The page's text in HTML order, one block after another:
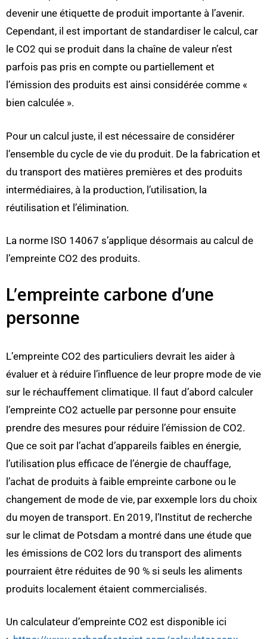
devenir une étiquette de produit importante à l’avenir.
Cependant, il est important de standardiser le calcul, car
le CO2 qui se produit dans la chaîne de valeur n’est
parfois pas pris en compte ou partiellement et
l’émission des produits est ainsi considérée comme «
bien calculée ».
Pour un calcul juste, il est nécessaire de considérer
l’ensemble du cycle de vie du produit. De la fabrication et
du transport des matières premières et des produits
intermédiaires, à la production, l’utilisation, la
réutilisation et l’élimination.
La norme ISO 14067 s’applique désormais au calcul de
l’empreinte CO2 des produits.
L’empreinte carbone d’une
personne
L’empreinte CO2 des particuliers devrait les aider à
évaluer et à réduire l’influence de leur propre mode de vie
sur le réchauffement climatique. Il faut d’abord calculer
l’empreinte CO2 actuelle par personne pour ensuite
prendre des mesures pour réduire l’émission de CO2.
Que ce soit par l’achat d’appareils faibles en énergie,
l’utilisation plus efficace de l’énergie de chauffage,
l’achat de produits à faible empreinte carbone ou le
changement de mode de vie, par exxemple lors du choix
du moyen de transport. En 2019, l’Institut de recherche
sur le climat de Potsdam a montré dans une étude que
les émissions de CO2 lors du transport des aliments
pourraient être réduites de 90 % si seuls les aliments
produits localement étaient commercialisés.
Un calculateur d’empreinte CO2 est disponible ici